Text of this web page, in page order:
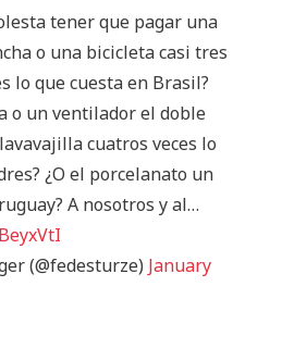
tener que pagar una
o una bicicleta casi tres
lo que cuesta en Brasil?
o un ventilador el doble
cuatros veces lo
¿O el porcelanato un
A nosotros y al…
(@fedesturze) January